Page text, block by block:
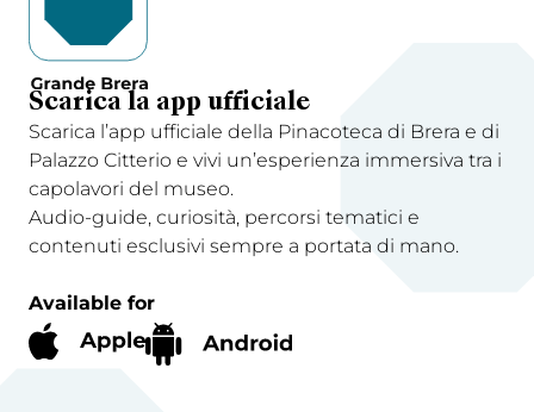
Scarica la app ufficiale
Scarica l’app ufficiale della Pinacoteca di Brera e di
Palazzo Citterio e vivi un’esperienza immersiva tra i
capolavori del museo.
Audio-guide, curiosità, percorsi tematici e
contenuti esclusivi sempre a portata di mano.
Available for